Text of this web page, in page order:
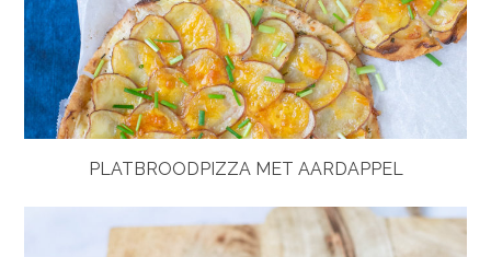
PLATBROODPIZZA MET AARDAPPEL